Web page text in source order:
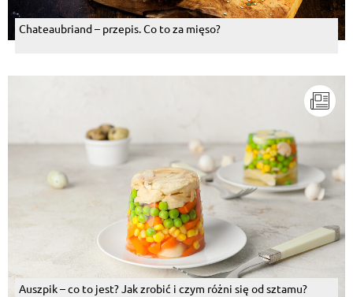
Chateaubriand – przepis. Co to za mięso?
Auszpik – co to jest? Jak zrobić i czym różni się od sztamu?